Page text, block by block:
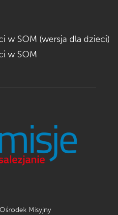
w SOM (wersja dla dzieci)
w SOM
Misyjny